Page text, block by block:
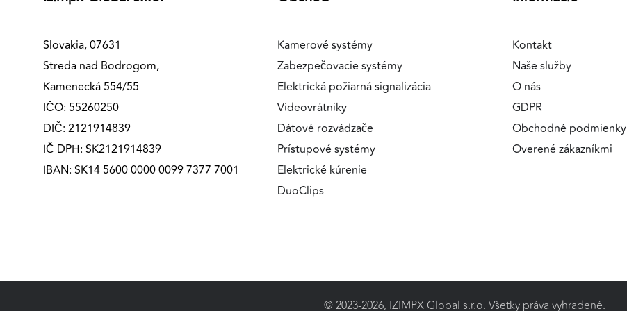
Slovakia, 07631
Streda nad Bodrogom,
Kamenecká 554/55
IČO: 55260250
DIČ: 2121914839
IČ DPH: SK2121914839
IBAN: SK14 5600 0000 0099 7377 7001
Kamerové systémy
Zabezpečovacie systémy
Elektrická požiarná signalizácia
Videovrátniky
Dátové rozvádzače
Prístupové systémy
Elektrické kúrenie
DuoClips
Kontakt
Naše služby
O nás
GDPR
Obchodné podmienky
Overené zákazníkmi
© 2023-2026, IZIMPX Global s.r.o. Všetky práva vyhradené.
Marketingové cookies sa používajú na sledovanie
správania používateľov naprieč webovými stránkami.
Umožňujú nám a našim partnerom zobrazovať cielenú a
relevantnú reklamu, a to na našom webe aj v
reklamných sieťach tretích strán.
Google Ads
Poskytovateľ: Google